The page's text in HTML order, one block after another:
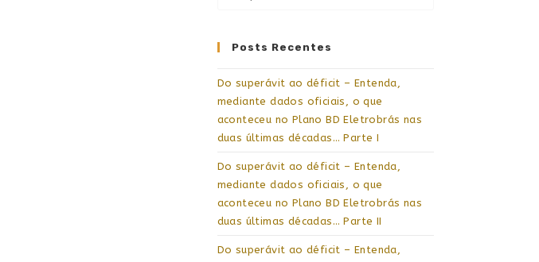
Posts Recentes
Do superávit ao déficit – Entenda,
mediante dados oficiais, o que
aconteceu no Plano BD Eletrobrás nas
duas últimas décadas… Parte I
Do superávit ao déficit – Entenda,
mediante dados oficiais, o que
aconteceu no Plano BD Eletrobrás nas
duas últimas décadas… Parte II
Do superávit ao déficit – Entenda,